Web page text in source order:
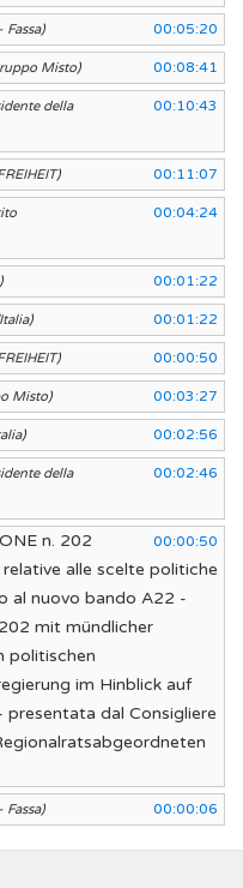
00:05:20
Fassa)
00:08:41
Misto)
00:10:43
della
00:11:07
00:04:24
00:01:22
00:01:22
00:00:50
00:03:27
Misto)
00:02:56
00:02:46
della
00:00:50
n. 202
alle scelte politiche
al nuovo bando A22 -
mit mündlicher
politischen
im Hinblick auf
dal Consigliere
00:00:06
Fassa)